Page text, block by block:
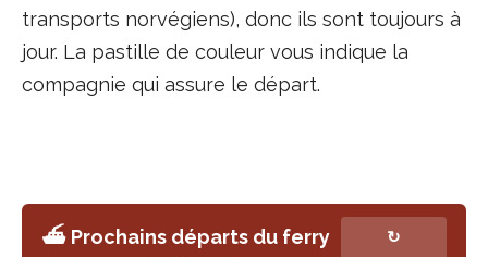
transports norvégiens), donc ils sont toujours à
jour. La pastille de couleur vous indique la
compagnie qui assure le départ.
⛴️ Prochains départs du ferry
↻